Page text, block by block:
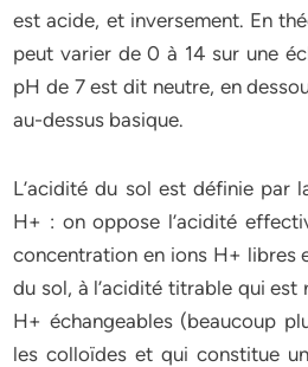
est acide, et inversement. En
peut varier de 0 à 14 sur une
pH de 7 est dit neutre, en
au-dessus basique.
L’acidité du sol est définie par
H+ : on oppose l’acidité
concentration en ions H+ libres
du sol, à l’acidité titrable qui est
H+ échangeables (beaucoup
les colloïdes et qui constitue